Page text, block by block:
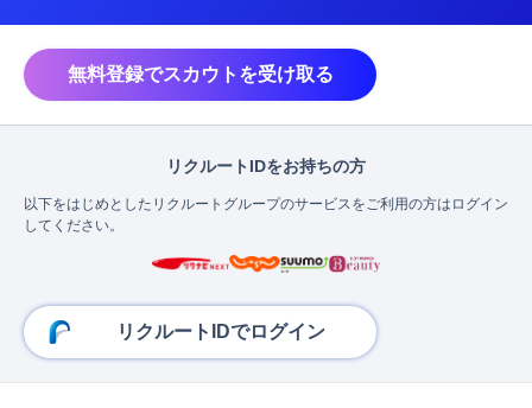
無料登録でスカウトを受け取る
リクルートIDをお持ちの方
以下をはじめとしたリクルートグループのサービスをご利用の方はログイン
してください。
リクルートIDでログイン